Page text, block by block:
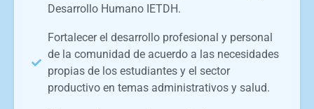
Desarrollo Humano IETDH.
Fortalecer el desarrollo profesional y personal
de la comunidad de acuerdo a las necesidades
propias de los estudiantes y el sector
productivo en temas administrativos y salud.